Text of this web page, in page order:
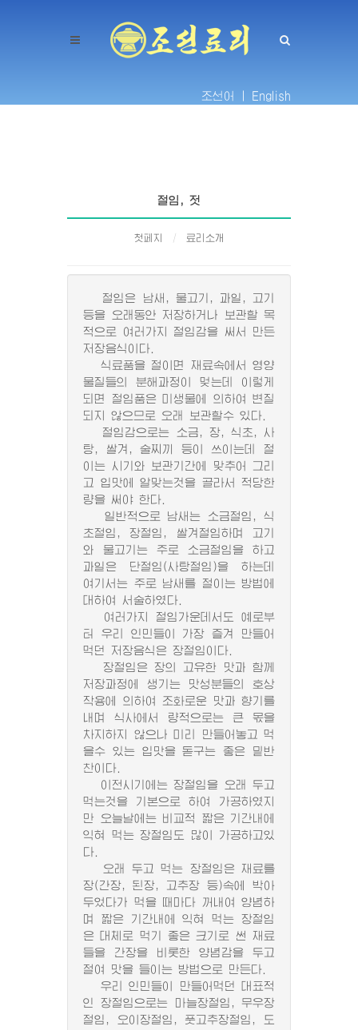
조선어 | English
절임, 젓
첫페지 료리소개
절임은 남새, 물고기, 과일, 고기
등을 오래동안 저장하거나 보관할 목
적으로 여러가지 절임감을 써서 만든
저장음식이다.
식료품을 절이면 재료속에서 영양
물질들의 분해과정이 멎는데 이렇게
되면 절임품은 미생물에 의하여 변질
되지 않으므로 오래 보관할수 있다.
절임감으로는 소금, 장, 식초, 사
탕, 쌀겨, 술찌끼 등이 쓰이는데 절
이는 시기와 보관기간에 맞추어 그리
고 입맛에 알맞는것을 골라서 적당한
량을 써야 한다.
일반적으로 남새는 소금절임, 식
초절임, 장절임, 쌀겨절임하며 고기
와 물고기는 주로 소금절임을 하고
과일은 단절임(사탕절임)을 하는데
여기서는 주로 남새를 절이는 방법에
대하여 서술하였다.
여러가지 절임가운데서도 예로부
터 우리 인민들이 가장 즐겨 만들어
먹던 저장음식은 장절임이다.
장절임은 장의 고유한 맛과 함께
저장과정에 생기는 맛성분들의 호상
작용에 의하여 조화로운 맛과 향기를
내며 식사에서 량적으로는 큰 몫을
차지하지 않으나 미리 만들어놓고 먹
을수 있는 입맛을 돋구는 좋은 밑반
찬이다.
이전시기에는 장절임을 오래 두고
먹는것을 기본으로 하여 가공하였지
만 오늘날에는 비교적 짧은 기간내에
익혀 먹는 장절임도 많이 가공하고있
다.
오래 두고 먹는 장절임은 재료를
장(간장, 된장, 고추장 등)속에 박아
두었다가 먹을 때마다 꺼내여 양념하
며 짧은 기간내에 익혀 먹는 장절임
은 대체로 먹기 좋은 크기로 썬 재료
들을 간장을 비롯한 양념감을 두고
절여 맛을 들이는 방법으로 만든다.
우리 인민들이 만들어먹던 대표적
인 장절임으로는 마늘장절임, 무우장
절임, 오이장절임, 풋고추장절임, 도